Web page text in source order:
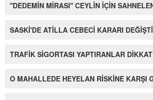
''DEDEMİN MİRASI'' CEYLİN İÇİN
SASKİ'DE ATİLLA CEBECİ KARARI
TRAFİK SİGORTASI YAPTIRANLAR
O MAHALLEDE HEYELAN RİSKİNE KARŞI